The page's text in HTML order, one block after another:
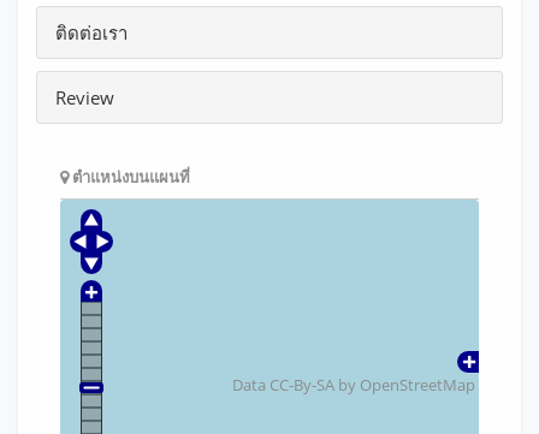
ติดต่อเรา
Review
ตำแหน่งบนแผนที่
Data CC-By-SA by OpenStreetMap